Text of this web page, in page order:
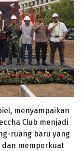
menyampaikan
Club menjadi
ruang baru yang
dan memperkuat